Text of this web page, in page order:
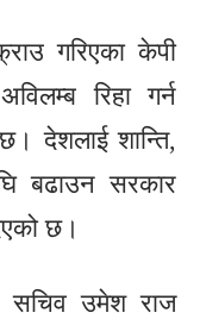
गरिएका केपी
रिहा गर्न
देशलाई शान्ति,
बढाउन सरकार
छ।
सचिव उमेश राज